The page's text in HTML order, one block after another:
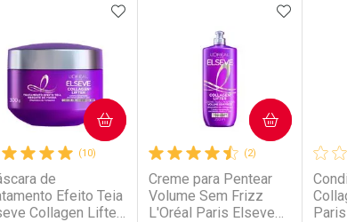
AOS FAVORITOS
(10)
de
Efeito Teia
Collagen Lifter
ADICIONAR AOS FAVORITOS
COMPRAR
(2)
Creme para Pentear
Volume Sem Frizz
L'Oréal Paris Elseve
COMPRAR